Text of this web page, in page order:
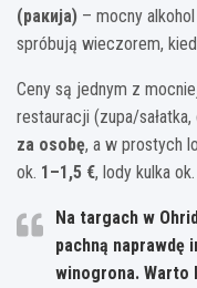
(ракија) – mocny
spróbują wieczorem,
Ceny są jednym z
restauracji (zupa/
za osobę, a w prostych
ok. 1–1,5 €, lody kulka ok.
Na targach w
pachną naprawdę
winogrona. Warto